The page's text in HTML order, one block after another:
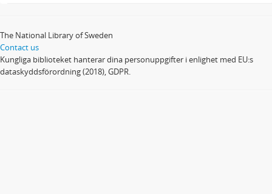
The National Library of Sweden
Contact us
Kungliga biblioteket hanterar dina personuppgifter i enlighet med EU:s
dataskyddsförordning (2018), GDPR.